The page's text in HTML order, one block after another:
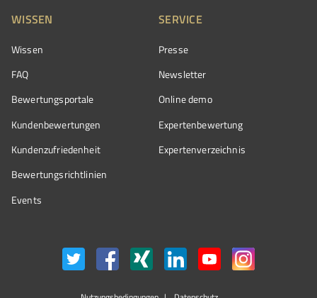
WISSEN
Wissen
FAQ
Bewertungsportale
Kundenbewertungen
Kundenzufriedenheit
Bewertungs­richtlinien
Events
SERVICE
Presse
Newsletter
Online demo
Expertenbewertung
Expertenverzeichnis